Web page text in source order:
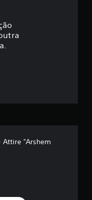
Attire "Arshem